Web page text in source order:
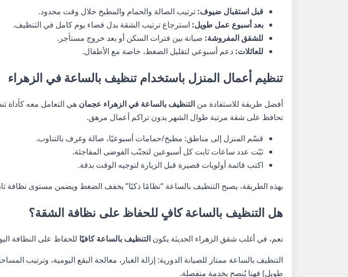
قبل استقبال ضيوف: ترتيب الصالة والحمام والمطبخ خلال وقت محدود.
بعد أسبوع عمل طويل: استرجاع ترتيب الشقة بدل قضاء يوم كامل في التنظيف.
للشقق المفروشة: صيانة بين فترات السكن أو بعد خروج مستأجر.
للعائلات: دعم أسبوعي لتقليل الضغط، خاصة مع الأطفال.
تنظيم أعمال المنزل باستخدام تنظيف بالساعة في الزهراء
أفضل طريقة للاستفادة من التنظيف بالساعة في الزهراء عجمان هي التعامل معه كأداة
تحافظ على شقة مرتبة طوال الشهر بدون تراكم أعمال مرهق.
قسّم المنزل إلى مناطق: مطبخ/حمامات أسبوعيًا، صالة وغرف بالتناوب.
ثبّت عدد ساعات ثابت كل أسبوعين لتجنّب الفوضى المفاجئة.
اكتب قائمة أولويات قصيرة قبل الزيارة لتوجيه الوقت بدقة.
بهذه الطريقة، يصبح التنظيف بالساعة “نظامًا ذكيًا” يخفف الضغط ويضمن مستوى نظافة
هل التنظيف بالساعة كافٍ للحفاظ على نظافة الشقة؟
نعم، في أغلب شقق الزهراء الحديثة يكون التنظيف بالساعة كافيًا للحفاظ على النظافة
التنظيف بالساعة ممتاز للصيانة الدورية: إزالة الغبار، معالجة البقع اليومية، وترتيب
طويل) فهنا يُنصح بخدمة منفصلة.